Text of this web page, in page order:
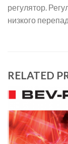
регулятор.
низкого
RELATED